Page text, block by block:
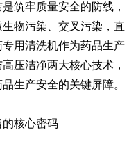
牢质量安全的防线，
物污染、交叉污染，直
专用清洗机作为药品生产
压洁净两大核心技术，
生产安全的关键屏障。
核心密码